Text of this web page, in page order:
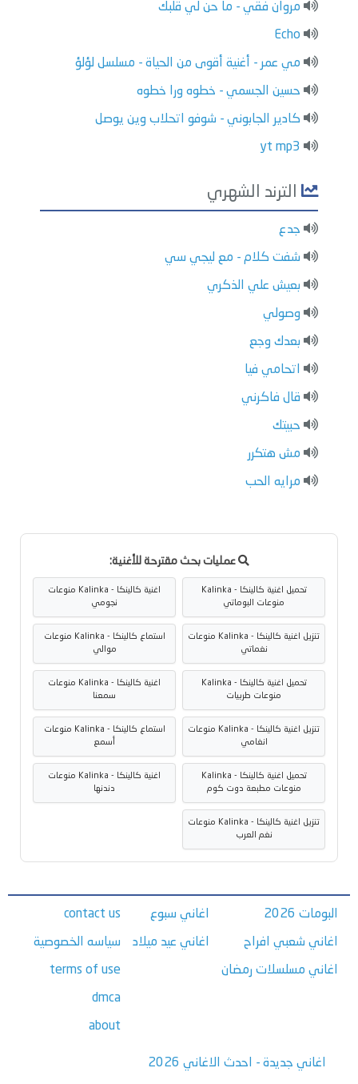
مروان فقي - ما حن لي قلبك
Echo
مي عمر - أغنية أقوى من الحياة - مسلسل لؤلؤ
حسين الجسمي - خطوه ورا خطوه
كادير الجابوني - شوفو اتحلاب وين يوصل
yt mp3
الترند الشهري
جدع
شفت كلام - مع ليجي سي
بعيش علي الذكري
وصولي
بعدك وجع
اتحامي فيا
قال فاكرني
حبيتك
مش هتكرر
مرايه الحب
عمليات بحث مقترحة للأغنية:
تحميل اغنية كالينكا - Kalinka
منوعات البوماتي
اغنية كالينكا - Kalinka منوعات
نجومي
تنزيل اغنية كالينكا - Kalinka منوعات
نغماتي
استماع كالينكا - Kalinka منوعات
موالي
تحميل اغنية كالينكا - Kalinka
منوعات طربيات
اغنية كالينكا - Kalinka منوعات
سمعنا
تنزيل اغنية كالينكا - Kalinka منوعات
انغامي
استماع كالينكا - Kalinka منوعات
أسمع
تحميل اغنية كالينكا - Kalinka
منوعات مطبعة دوت كوم
اغنية كالينكا - Kalinka منوعات
دندنها
تنزيل اغنية كالينكا - Kalinka منوعات
نغم العرب
البومات 2026
اغاني شعبي افراح
اغاني مسلسلات رمضان
اغاني سبوع
اغاني عيد ميلاد
contact us
سياسه الخصوصية
terms of use
dmca
about
اغاني جديدة - احدث الاغاني 2026